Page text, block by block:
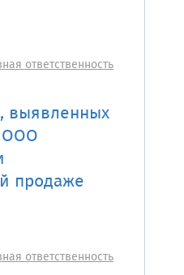
ответственность
выявленных
ООО
продаже
ответственность